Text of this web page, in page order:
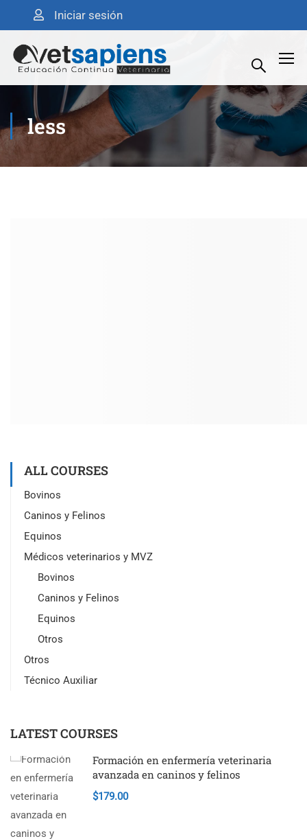
Iniciar sesión
less
ALL COURSES
Bovinos
Caninos y Felinos
Equinos
Médicos veterinarios y MVZ
Bovinos
Caninos y Felinos
Equinos
Otros
Otros
Técnico Auxiliar
LATEST COURSES
Formación en enfermería veterinaria
avanzada en caninos y felinos
$179.00